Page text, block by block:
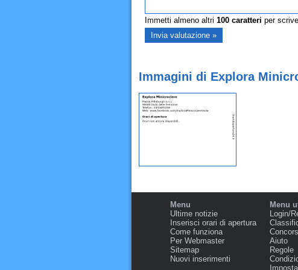
Immetti almeno altri 100caratteri per
Immagini di Explora
Menu
Ultime notizie
Inserisci orari di apertura
Come funziona
Per Webmaster
Sitemap
Nuovi inserimenti
Menu
Login/
Aiuto
Regole